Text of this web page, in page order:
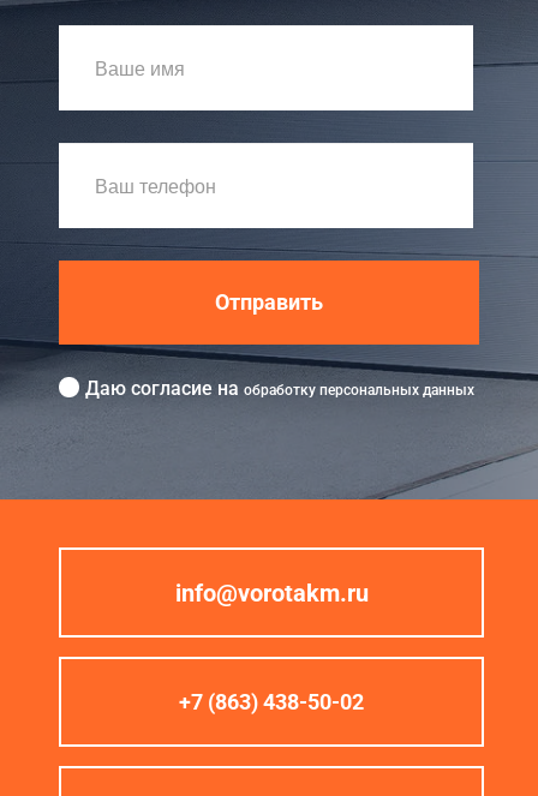
Отправить
Даю согласие на обработку персональных данных
info@vorotakm.ru
+7 (863) 438-50-02